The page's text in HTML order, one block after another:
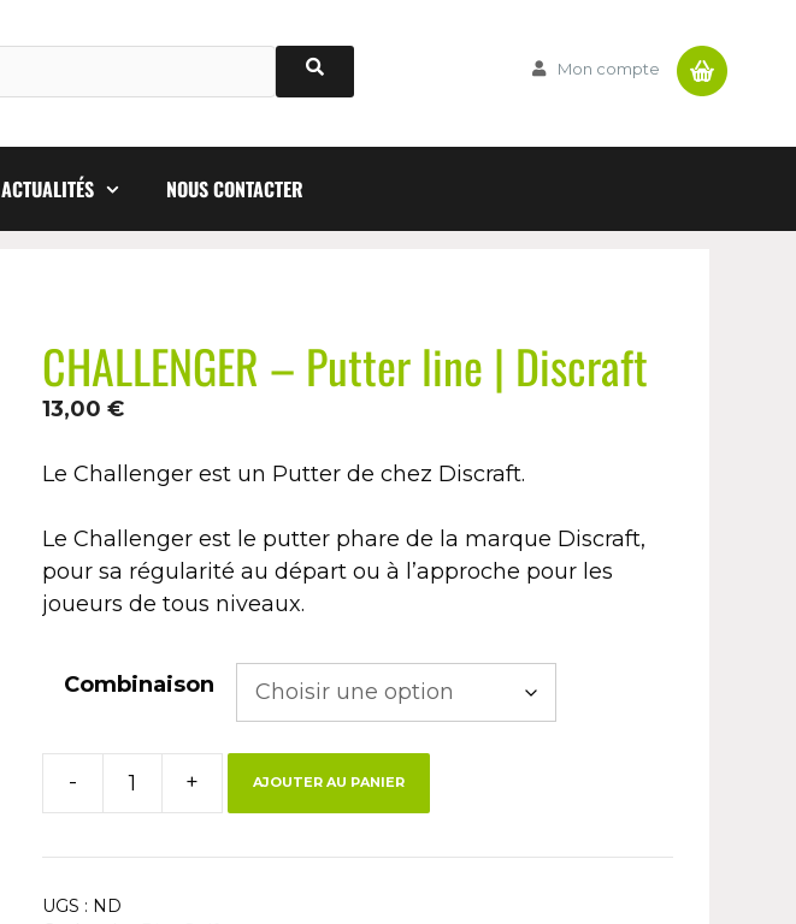
Mon compte Panier
ACTUALITÉS NOUS CONTACTER
CHALLENGER – Putter line | Discraft
13,00 €
Le Challenger est un Putter de chez Discraft.
Le Challenger est le putter phare de la marque Discraft,
pour sa régularité au départ ou à l’approche pour les
joueurs de tous niveaux.
Combinaison
- + AJOUTER AU PANIER
UGS : ND